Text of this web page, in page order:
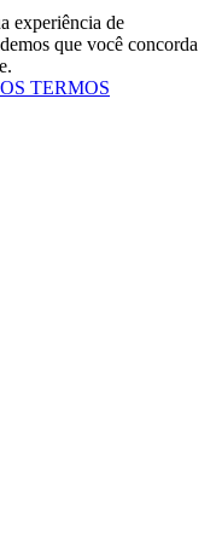
experiência de
que você concorda
TERMOS